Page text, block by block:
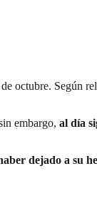
octubre. Según
embargo, al día
dejado a su